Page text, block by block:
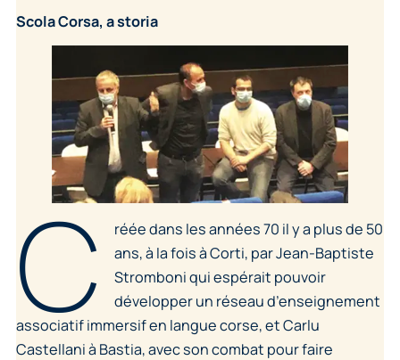
Scola Corsa, a storia
C
réée dans les années 70 il y a plus de 50
ans, à la fois à Corti, par Jean-Baptiste
Stromboni qui espérait pouvoir
développer un réseau d’enseignement
associatif immersif en langue corse, et Carlu
Castellani à Bastia, avec son combat pour faire